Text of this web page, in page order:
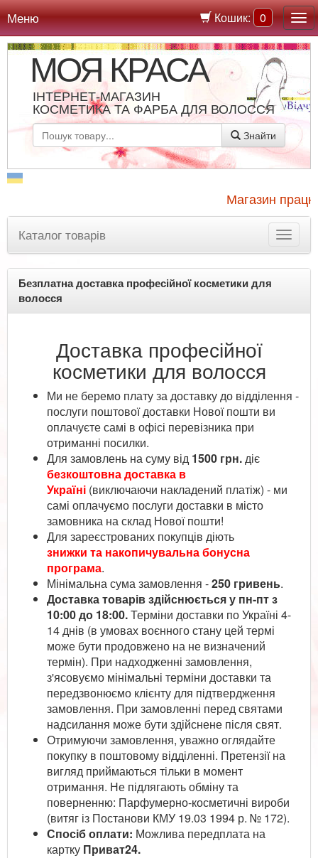
Кошик: 0
Меню
МОЯ КРАСА
ІНТЕРНЕТ-МАГАЗИН
КОСМЕТИКА ТА ФАРБА ДЛЯ ВОЛОССЯ
Знайти
Магазин
Каталог товарів
Безплатна доставка професійної косметики для
волосся
Доставка професійної
косметики для волосся
Ми не беремо плату за доставку до відділення -
послуги поштової доставки Нової пошти ви
оплачуєте самі в офісі перевізника при
отриманні посилки.
Для замовлень на суму від 1500 грн.діє
безкоштовна доставка в
Україні (виключаючи накладений платіж) - ми
самі оплачуємо послуги доставки в місто
замовника на склад Нової пошти!
Для зареєстрованих покупців діють
знижки та накопичувальна бонусна
програма.
Мінімальна сума замовлення -250 гривень.
Доставка товарів здійснюється у пн-пт з
10:00 до 18:00.Терміни доставки по Україні 4-
14 днів (в умовах воєнного стану цей термі
може бути продовжено на не визначений
термін). При надходженні замовлення,
з'ясовуємо мінімальні терміни доставки та
передзвонюємо клієнту для підтвердження
замовлення. При замовленні перед святами
надсилання може бути здійснене після свят.
Отримуючи замовлення, уважно оглядайте
покупку в поштовому відділенні. Претензії на
вигляд приймаються тільки в момент
отримання. Не підлягають обміну та
поверненню: Парфумерно-косметичні вироби
(витяг із Постанови КМУ 19.03 1994 р. № 172).
Спосіб оплати: Можлива передплата на
картку Приват24.